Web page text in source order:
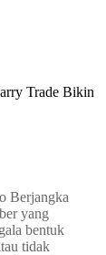
Trade Bikin
Berjangka
yang
bentuk
tidak